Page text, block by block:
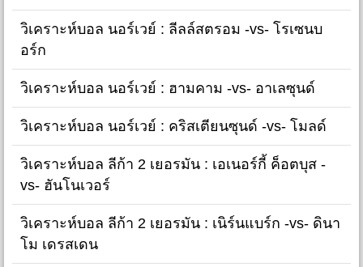
วิเคราะห์บอล นอร์เวย์ : ลีลล์สตรอม -vs- โรเซนบ
อร์ก
วิเคราะห์บอล นอร์เวย์ : ฮามคาม -vs- อาเลซุนด์
วิเคราะห์บอล นอร์เวย์ : คริสเตียนซุนด์ -vs- โมลด์
วิเคราะห์บอล ลีก้า 2 เยอรมัน : เอเนอร์กี้ ค็อตบุส -
vs- ฮันโนเวอร์
วิเคราะห์บอล ลีก้า 2 เยอรมัน : เนิร์นแบร์ก -vs- ดินา
โม เดรสเดน